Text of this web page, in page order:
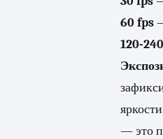
60 fps
120-
— это